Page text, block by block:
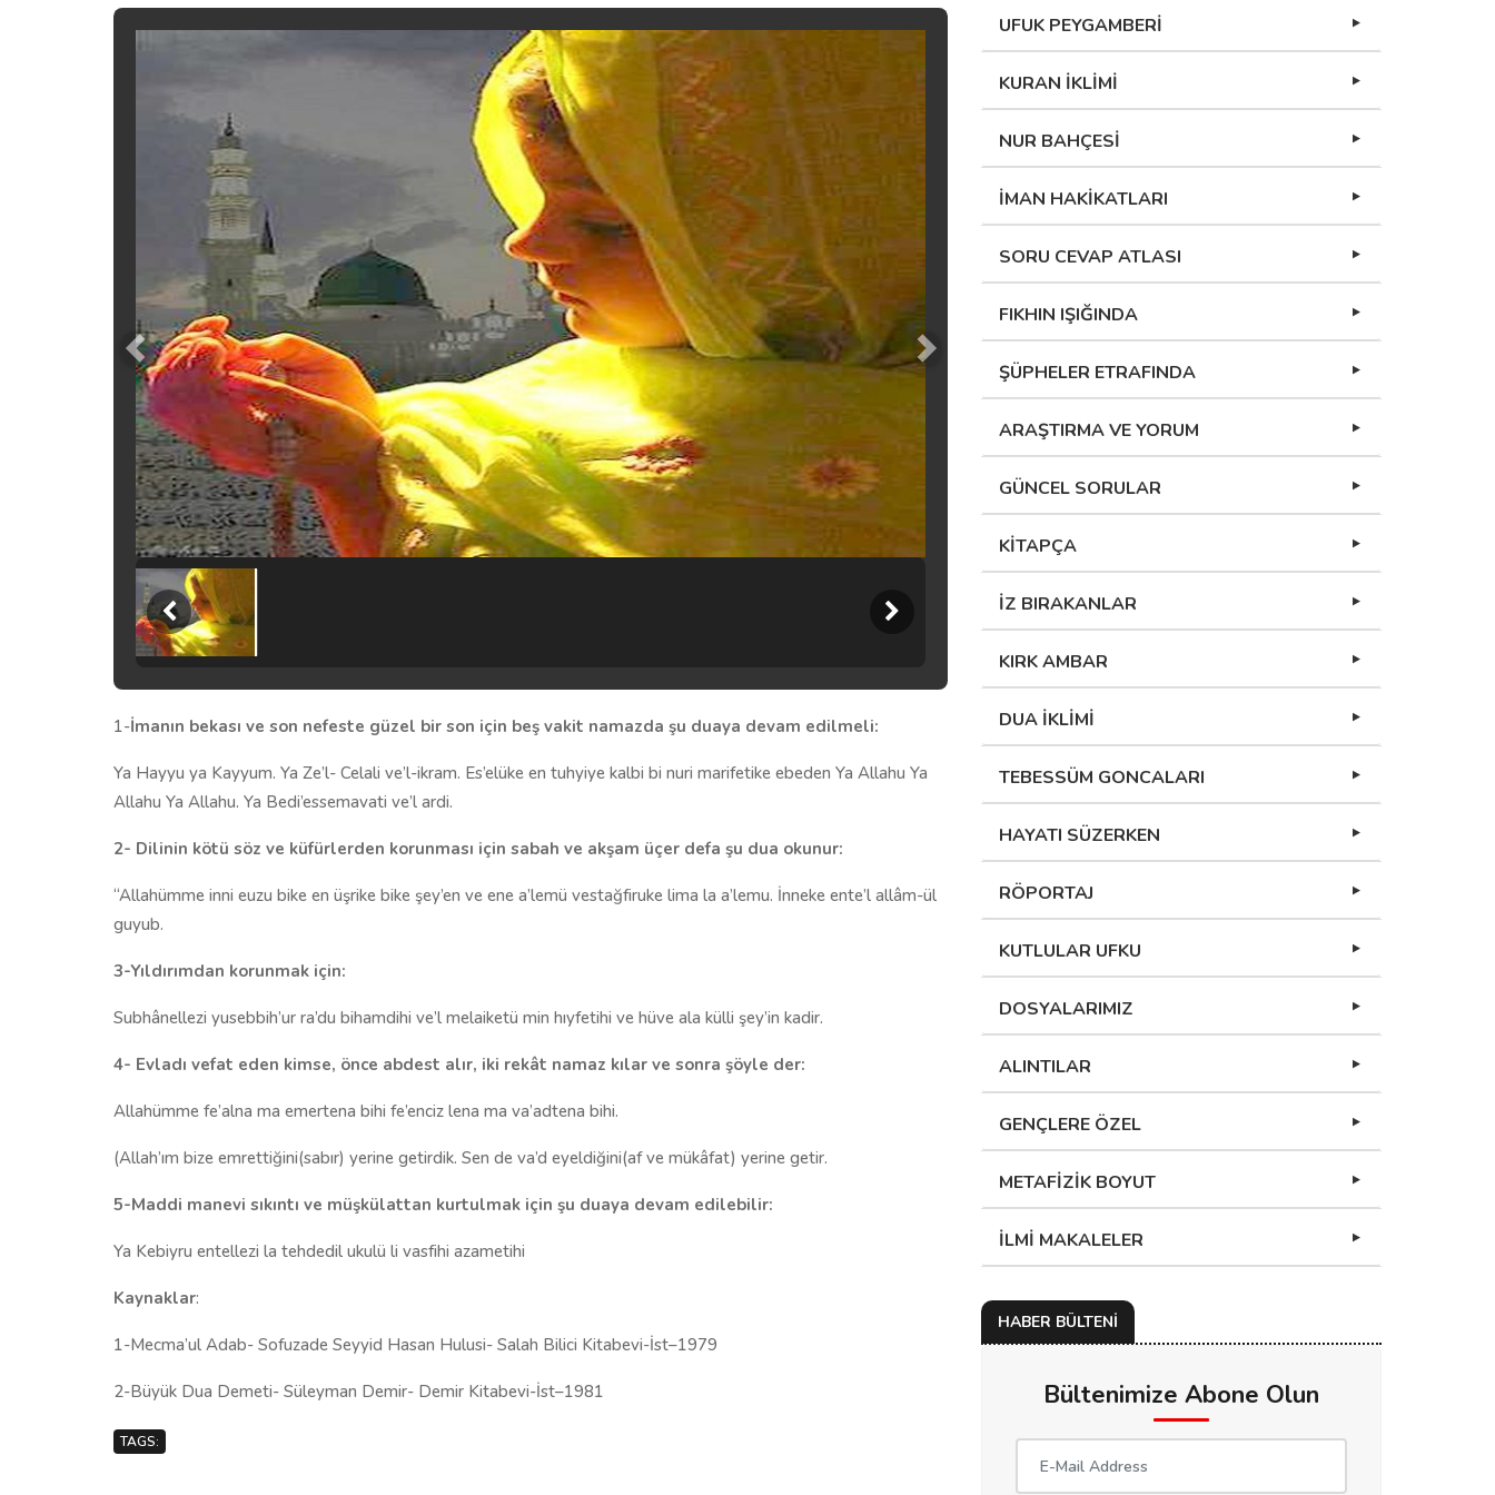
1-İmanın bekası ve son nefeste güzel bir son için beş vakit namazda şu duaya devam edilmeli:
Ya Hayyu ya Kayyum. Ya Ze’l- Celali ve’l-ikram. Es’elüke en tuhyiye kalbi bi nuri marifetike ebeden Ya Allahu Ya
Allahu Ya Allahu. Ya Bedi’essemavati ve’l ardi.
2- Dilinin kötü söz ve küfürlerden korunması için sabah ve akşam üçer defa şu dua okunur:
“Allahümme inni euzu bike en üşrike bike şey’en ve ene a’lemü vestağfiruke lima la a’lemu. İnneke ente’l allâm-ül
guyub.
3-Yıldırımdan korunmak için:
Subhânellezi yusebbih’ur ra’du bihamdihi ve’l melaiketü min hıyfetihi ve hüve ala külli şey’in kadir.
4- Evladı vefat eden kimse, önce abdest alır, iki rekât namaz kılar ve sonra şöyle der:
Allahümme fe’alna ma emertena bihi fe’enciz lena ma va’adtena bihi.
(Allah’ım bize emrettiğini(sabır) yerine getirdik. Sen de va’d eyeldiğini(af ve mükâfat) yerine getir.
5-Maddi manevi sıkıntı ve müşkülattan kurtulmak için şu duaya devam edilebilir:
Ya Kebiyru entellezi la tehdedil ukulü li vasfihi azametihi
Kaynaklar:
1-Mecma’ul Adab- Sofuzade Seyyid Hasan Hulusi- Salah Bilici Kitabevi-İst–1979
2-Büyük Dua Demeti- Süleyman Demir- Demir Kitabevi-İst–1981
TAGS:
UFUK PEYGAMBERİ
KURAN İKLİMİ
NUR BAHÇESİ
İMAN HAKİKATLARI
SORU CEVAP ATLASI
FIKHIN IŞIĞINDA
ŞÜPHELER ETRAFINDA
ARAŞTIRMA VE YORUM
GÜNCEL SORULAR
KİTAPÇA
İZ BIRAKANLAR
KIRK AMBAR
DUA İKLİMİ
TEBESSÜM GONCALARI
HAYATI SÜZERKEN
RÖPORTAJ
KUTLULAR UFKU
DOSYALARIMIZ
ALINTILAR
GENÇLERE ÖZEL
METAFİZİK BOYUT
İLMİ MAKALELER
HABER BÜLTENİ
Bültenimize Abone Olun